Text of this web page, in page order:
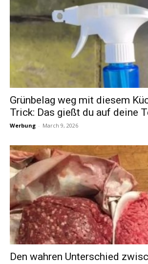
Grünbelag weg mit diesem
Trick: Das gießt du auf deine
Werbung - March 9, 2026
Den wahren Unterschied